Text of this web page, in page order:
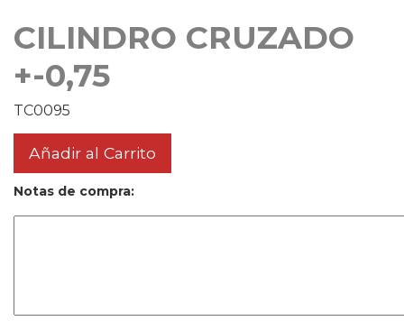
CILINDRO CRUZADO
+-0,75
TC0095
Añadir al Carrito
Notas de compra: